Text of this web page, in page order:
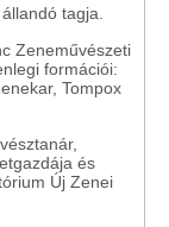
tagja.
Zeneművészeti
formációi:
Tompox
és
Új Zenei